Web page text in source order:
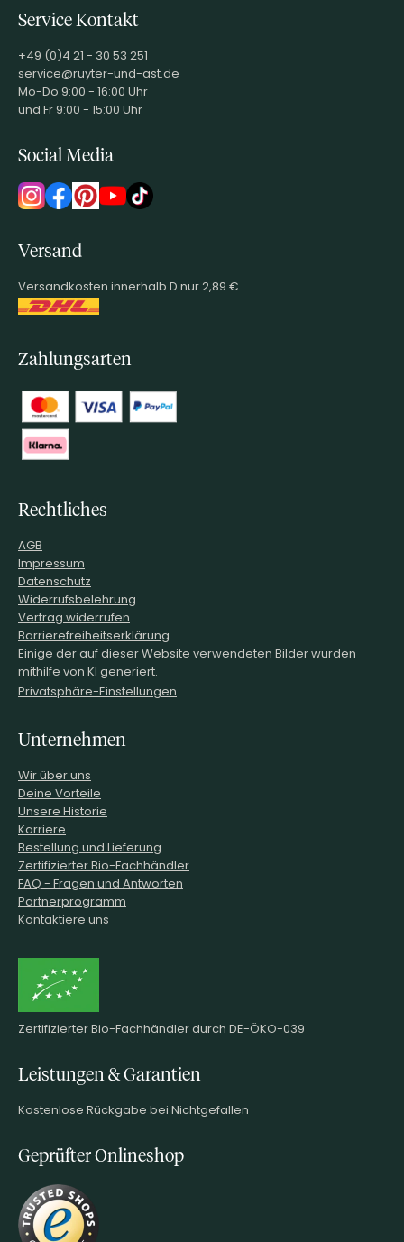
Service Kontakt
+49 (0)4 21 - 30 53 251
service@ruyter-und-ast.de
Mo-Do 9:00 - 16:00 Uhr
und Fr 9:00 - 15:00 Uhr
Social Media
Versand
Versandkosten innerhalb D nur 2,89 €
Zahlungsarten
Rechtliches
AGB
Impressum
Datenschutz
Widerrufsbelehrung
Vertrag widerrufen
Barrierefreiheitserklärung
Einige der auf dieser Website verwendeten Bilder wurden
mithilfe von KI generiert.
Privatsphäre-Einstellungen
Unternehmen
Wir über uns
Deine Vorteile
Unsere Historie
Karriere
Bestellung und Lieferung
Zertifizierter Bio-Fachhändler
FAQ - Fragen und Antworten
Partnerprogramm
Kontaktiere uns
Zertifizierter Bio-Fachhändler durch DE-ÖKO-039
Leistungen & Garantien
Kostenlose Rückgabe bei Nichtgefallen
Geprüfter Onlineshop